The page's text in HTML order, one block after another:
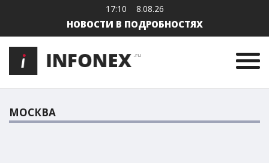
17:10 8.08.26
НОВОСТИ В ПОДРОБНОСТЯХ
МОСКВА